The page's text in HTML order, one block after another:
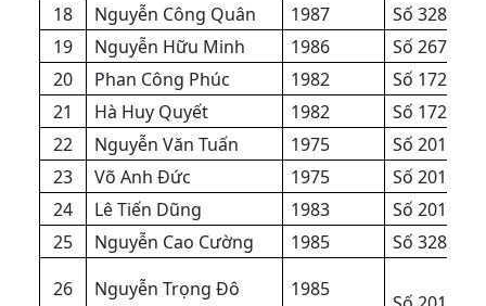
18
Nguyễn Công Quân 1987 Số3285
19
Nguyễn Hữu Minh 1986 Số2672
20
Phan Công Phúc 1982
Số 1721/
21
Hà Huy Quyết 1982
Số 1721/
22
Nguyễn Văn Tuấn 1975
Số 201/
23
Võ Anh Đức 1975
Số 201/
24
Lê Tiến Dũng 1983
Số 201/
25
Nguyễn Cao Cường 1985 Số3285
26
Nguyễn Trọng Đô 1985